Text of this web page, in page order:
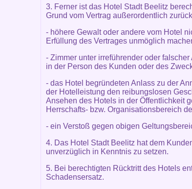
3. Ferner ist das Hotel Stadt Beelitz
Grund vom Vertrag außerordentlich
- höhere Gewalt oder andere vom Hotel
Erfüllung des Vertrages unmöglich
- Zimmer unter irreführender oder
in der Person des Kunden oder des
- das Hotel begründeten Anlass zu der
der Hotelleistung den reibungslosen
Ansehen des Hotels in der Öffentlichkeit
Herrschafts- bzw. Organisationsbereich
- ein Verstoß gegen obigen
4. Das Hotel Stadt Beelitz hat dem
unverzüglich in Kenntnis zu setzen.
5. Bei berechtigten Rücktritt des Hotels
Schadensersatz.